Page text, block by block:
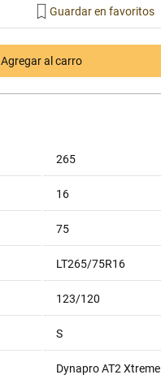
Agregar al carro
265
16
75
LT265/75R16
123/120
S
Dynapro AT2 Xtreme